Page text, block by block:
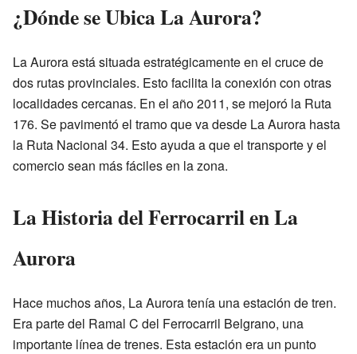
¿Dónde se Ubica La Aurora?
La Aurora está situada estratégicamente en el cruce de
dos rutas provinciales. Esto facilita la conexión con otras
localidades cercanas. En el año 2011, se mejoró la Ruta
176. Se pavimentó el tramo que va desde La Aurora hasta
la Ruta Nacional 34. Esto ayuda a que el transporte y el
comercio sean más fáciles en la zona.
La Historia del Ferrocarril en La
Aurora
Hace muchos años, La Aurora tenía una estación de tren.
Era parte del Ramal C del Ferrocarril Belgrano, una
importante línea de trenes. Esta estación era un punto